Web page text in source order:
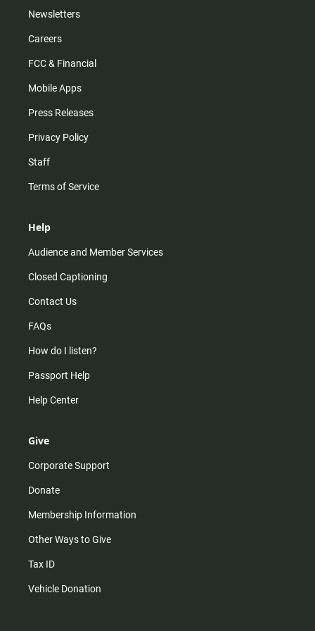
Newsletters
Careers
FCC & Financial
Mobile Apps
Press Releases
Privacy Policy
Staff
Terms of Service
Help
Audience and Member Services
Closed Captioning
Contact Us
FAQs
How do I listen?
Passport Help
Help Center
Give
Corporate Support
Donate
Membership Information
Other Ways to Give
Tax ID
Vehicle Donation